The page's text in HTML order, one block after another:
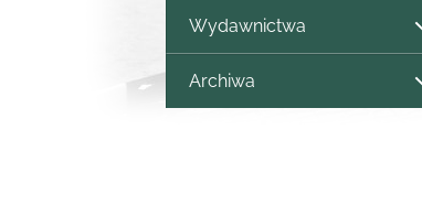
Wydawnictwa
Archiwa